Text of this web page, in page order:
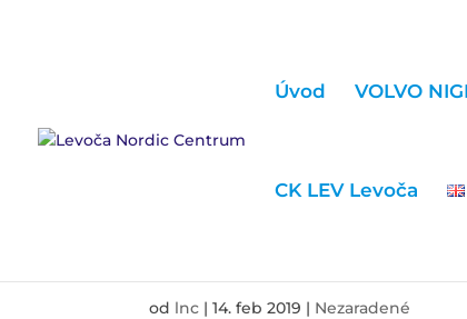
Úvod VOLVO
CK LEV Levoča
od lnc |14. feb 2019 | Nezaradené